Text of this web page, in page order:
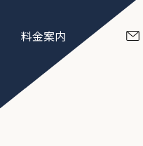
料金案内